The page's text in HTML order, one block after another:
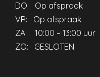
DO: Op afspraak
VR: Op afspraak
ZA: 10:00 – 13:00 uur
ZO: GESLOTEN